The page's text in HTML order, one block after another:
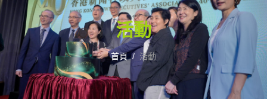
活動
首頁 活動